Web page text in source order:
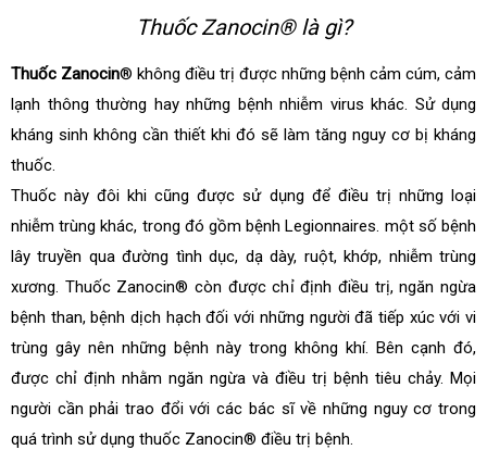
Thuốc Zanocin® là gì?
Thuốc Zanocin® không điều trị được những bệnh cảm cúm, cảm
lạnh thông thường hay những bệnh nhiễm virus khác. Sử dụng
kháng sinh không cần thiết khi đó sẽ làm tăng nguy cơ bị kháng
thuốc.
Thuốc này đôi khi cũng được sử dụng để điều trị những loại
nhiễm trùng khác, trong đó gồm bệnh Legionnaires. một số bệnh
lây truyền qua đường tình dục, dạ dày, ruột, khớp, nhiễm trùng
xương. Thuốc Zanocin® còn được chỉ định điều trị, ngăn ngừa
bệnh than, bệnh dịch hạch đối với những người đã tiếp xúc với vi
trùng gây nên những bệnh này trong không khí. Bên cạnh đó,
được chỉ định nhằm ngăn ngừa và điều trị bệnh tiêu chảy. Mọi
người cần phải trao đổi với các bác sĩ về những nguy cơ trong
quá trình sử dụng thuốc Zanocin® điều trị bệnh.